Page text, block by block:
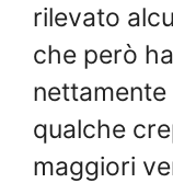
rilevato
che però
qualche
maggiori